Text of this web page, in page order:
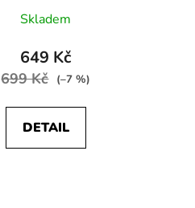
Skladem
649 Kč
699 Kč (–7 %)
DETAIL